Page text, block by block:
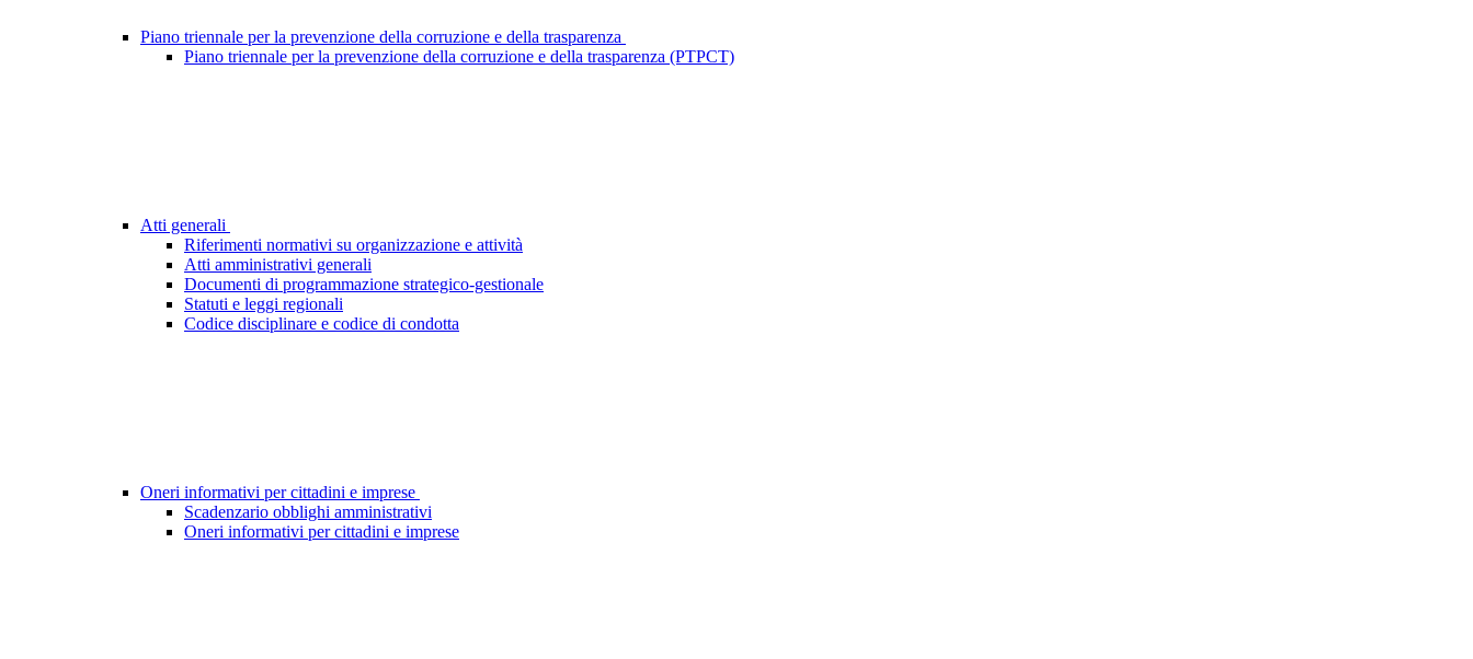
Piano triennale per la prevenzione della corruzione e della trasparenza
Piano triennale per la prevenzione della corruzione e della trasparenza (PTPCT)
Atti generali
Riferimenti normativi su organizzazione e attività
Atti amministrativi generali
Documenti di programmazione strategico-gestionale
Statuti e leggi regionali
Codice disciplinare e codice di condotta
Oneri informativi per cittadini e imprese
Scadenzario obblighi amministrativi
Oneri informativi per cittadini e imprese